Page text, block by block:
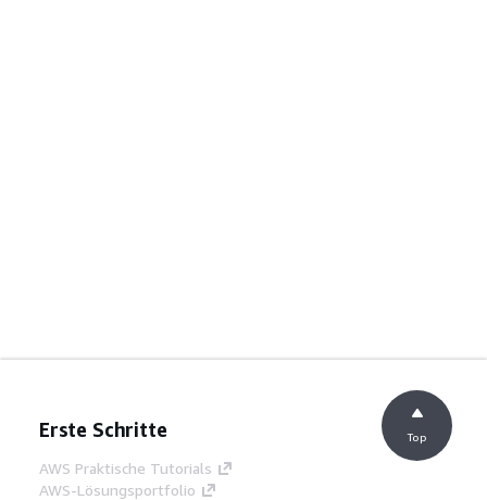
Erste Schritte
AWS Praktische Tutorials
AWS-Lösungsportfolio
Top